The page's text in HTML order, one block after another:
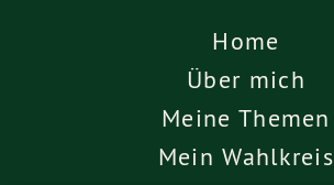
Home
Über mich
Meine Themen
Mein Wahlkreis